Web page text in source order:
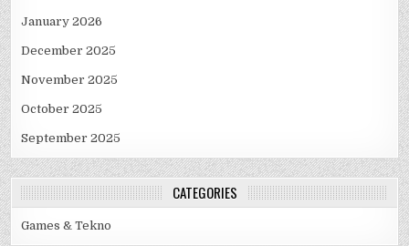
January 2026
December 2025
November 2025
October 2025
September 2025
CATEGORIES
Games & Tekno